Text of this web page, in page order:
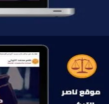
موقع ناصر